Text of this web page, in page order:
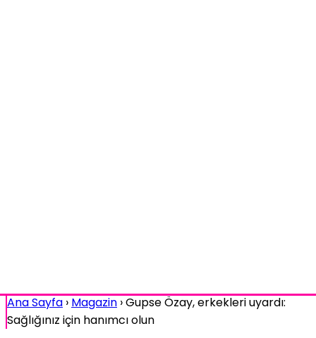
Ana Sayfa › Magazin ›Gupse Özay, erkekleri uyardı:
Sağlığınız için hanımcı olun